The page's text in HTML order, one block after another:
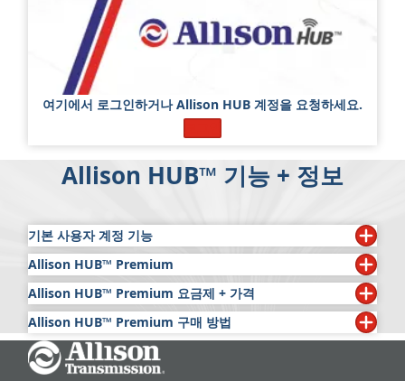
여기에서 로그인하거나 Allison HUB 계정을 요청하세요.
Allison HUB™ 기능 + 정보
기본 사용자 계정 기능
아래 항목은 모든 Allison HUB 사용자가 무료로 이용할 수
있습니다.
회보
서비스 팁은 앨리슨 제품에 대한 일반 공지사항과 서
비스 절차를 제공합니다.
Allison HUB™ Premium
앨리슨은 또한 모든 글로벌 고객이 이용할 수 있는 구독 서
비스인 Allison HUB Premium™을 제공하여 공식 앨리슨
서비스 정보, 기술 간행물 및 자료에 대한 프리미엄 Allison
HUB 액세스를 제공합니다.
Allison HUB™ Premium 요금제 + 가격
요금제 가격
연
월
Allison HUB™ Premium 구매 방법
Allison HUB™계정은
로그인을 클릭하고 Allison HUB 계정으로 이동하여 발
Go Home